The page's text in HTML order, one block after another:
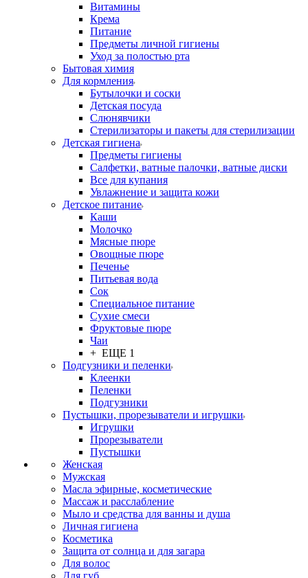
Витамины
Крема
Питание
Предметы личной гигиены
Уход за полостью рта
Бытовая химия
Для кормления
Бутылочки и соски
Детская посуда
Слюнявчики
Стерилизаторы и пакеты для стерилизации
Детская гигиена
Предметы гигиены
Салфетки, ватные палочки, ватные диски
Все для купания
Увлажнение и защита кожи
Детское питание
Каши
Молочко
Мясные пюре
Овощные пюре
Печенье
Питьевая вода
Сок
Специальное питание
Сухие смеси
Фруктовые пюре
Чаи
+ ЕЩЕ 1
Подгузники и пеленки
Клеенки
Пеленки
Подгузники
Пустышки, прорезыватели и игрушки
Игрушки
Прорезыватели
Пустышки
Женская
Мужская
Масла эфирные, косметические
Массаж и расслабление
Мыло и средства для ванны и душа
Личная гигиена
Косметика
Защита от солнца и для загара
Для волос
Для губ